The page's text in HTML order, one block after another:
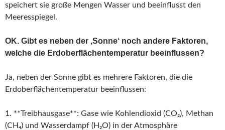
speichert sie große Mengen Wasser und beeinflusst den
Meeresspiegel.
OK. Gibt es neben der ‚Sonne‘ noch andere Faktoren,
welche die Erdoberflächentemperatur beeinflussen?
Ja, neben der Sonne gibt es mehrere Faktoren, die die
Erdoberflächentemperatur beeinflussen:
1. **Treibhausgase**: Gase wie Kohlendioxid (CO₂), Methan
(CH₄) und Wasserdampf (H₂O) in der Atmosphäre